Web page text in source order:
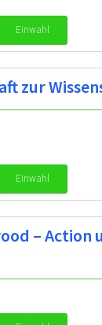
Einwahl
zur
Einwahl
– Action